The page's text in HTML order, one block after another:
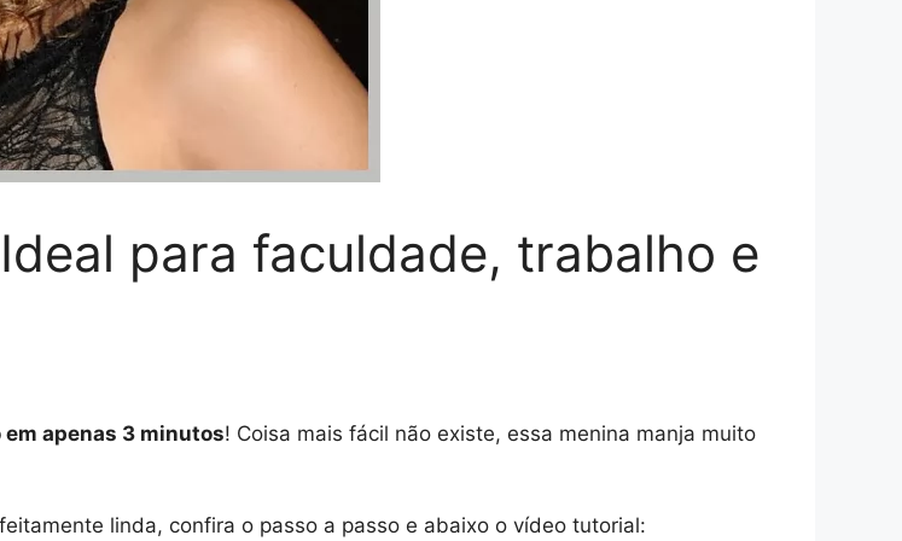
para faculdade, trabalho e
apenas 3 minutos! Coisa mais fácil não existe, essa menina manja muito
linda, confira o passo a passo e abaixo o vídeo tutorial: